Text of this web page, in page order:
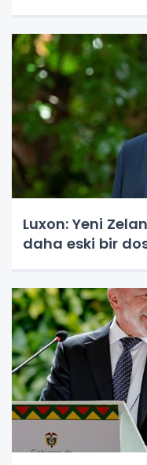
Luxon: Yeni
daha eski bir